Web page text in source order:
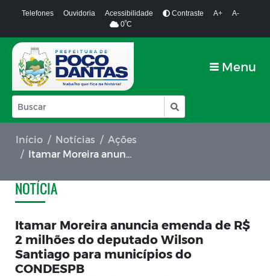
Telefones Ouvidoria Acessibilidade Contraste A+
A-
0ºC
Menu
Início Notícias
Ações
Itamar Moreira anuncia emenda de R$ 2 milhões do deputado Wilson Santiago para municípios do CONDESPB
NOTÍCIA
Itamar Moreira anuncia emenda de R$
2 milhões do deputado Wilson
Santiago para municípios do
CONDESPB